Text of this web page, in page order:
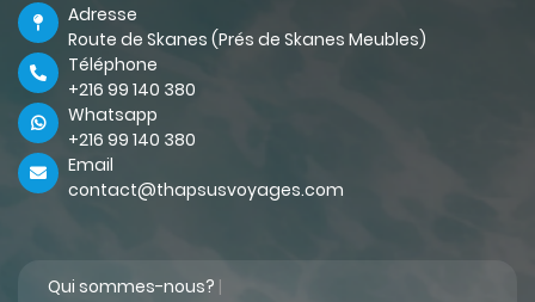
Adresse
Route de Skanes (Prés de Skanes Meubles)
Téléphone
+216 99 140 380
Whatsapp
+216 99 140 380
Email
contact@thapsusvoyages.com
Qui sommes-nous? |